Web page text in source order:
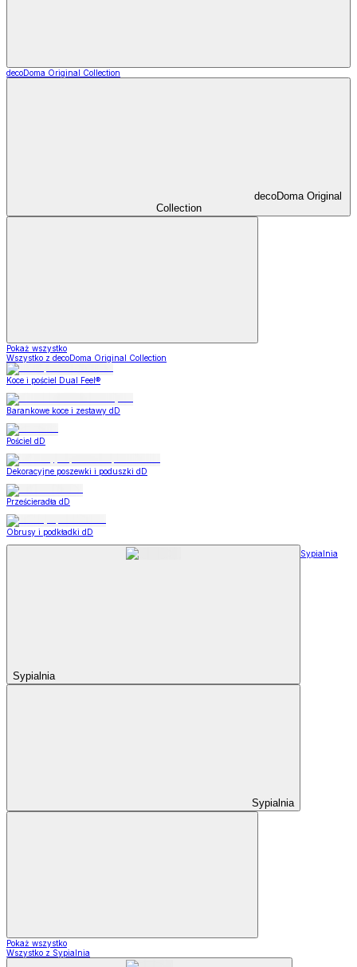
decoDoma Original Collection
decoDoma Original
Collection
Pokaż wszystko
Wszystko z decoDoma Original Collection
Koce i pościel Dual Feel®
Barankowe koce i zestawy dD
Pościel dD
Dekoracyjne poszewki i poduszki dD
Prześcieradła dD
Obrusy i podkładki dD
Sypialnia
Sypialnia
Sypialnia
Pokaż wszystko
Wszystko z Sypialnia